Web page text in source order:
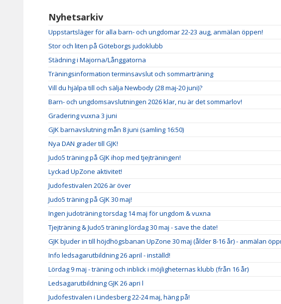
Nyhetsarkiv
Uppstartsläger för alla barn- och ungdomar 22-23 aug, anmälan öppen!
Stor och liten på Göteborgs judoklubb
Städning i Majorna/Långgatorna
Träningsinformation terminsavslut och sommarträning
Vill du hjälpa till och sälja Newbody (28 maj-20 juni)?
Barn- och ungdomsavslutningen 2026 klar, nu är det sommarlov!
Gradering vuxna 3 juni
GJK barnavslutning mån 8 juni (samling 16:50)
Nya DAN grader till GJK!
Judo5 träning på GJK ihop med tjejträningen!
Lyckad UpZone aktivitet!
Judofestivalen 2026 är över
Judo5 träning på GJK 30 maj!
Ingen judoträning torsdag 14 maj för ungdom & vuxna
Tjejträning & Judo5 träning lördag 30 maj - save the date!
GJK bjuder in till höjdhögsbanan UpZone 30 maj (ålder 8-16 år) - anmälan
Info ledsagarutbildning 26 april - inställd!
Lördag 9 maj - träning och inblick i möjligheternas klubb (från 16 år)
Ledsagarutbildning GJK 26 apri l
Judofestivalen i Lindesberg 22-24 maj, häng på!